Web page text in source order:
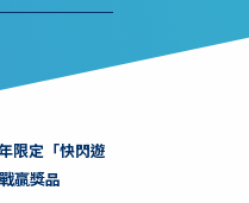
限定「快閃遊
贏獎品